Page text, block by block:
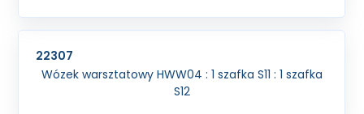
22307
Wózek warsztatowy HWW04 : 1 szafka S11 : 1 szafka
S12